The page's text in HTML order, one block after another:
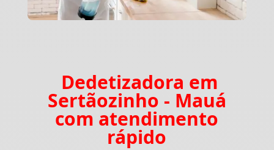
Dedetizadora em
Sertãozinho - Mauá
com atendimento
rápido